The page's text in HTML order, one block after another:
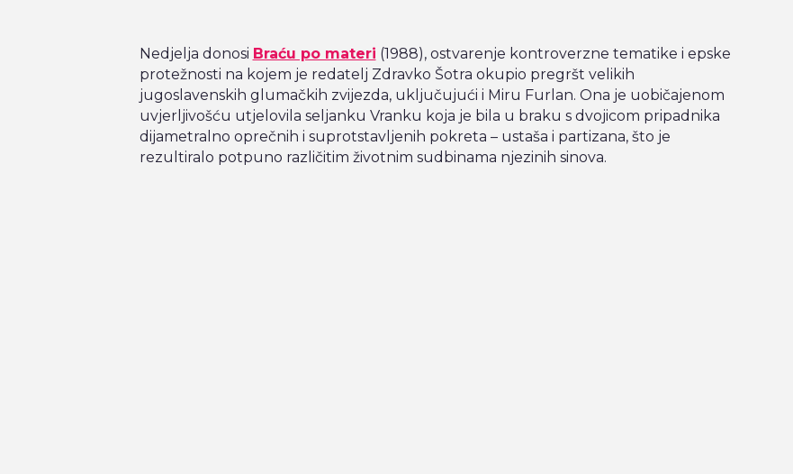
Nedjelja donosi Braću po materi (1988), ostvarenje kontroverzne tematike i epske
protežnosti na kojem je redatelj Zdravko Šotra okupio pregršt velikih
jugoslavenskih glumačkih zvijezda, uključujući i Miru Furlan. Ona je uobičajenom
uvjerljivošću utjelovila seljanku Vranku koja je bila u braku s dvojicom pripadnika
dijametralno oprečnih i suprotstavljenih pokreta – ustaša i partizana, što je
rezultiralo potpuno različitim životnim sudbinama njezinih sinova.